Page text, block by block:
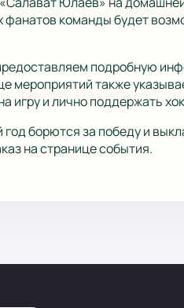
команды будет
подробную
мероприятий также
игру и лично поддержать
борются за победу и
на странице события.